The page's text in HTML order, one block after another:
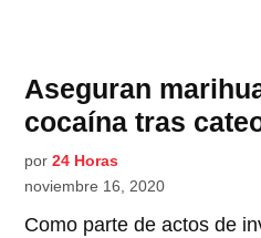
Aseguran
cocaína tras
por 24 Horas
noviembre 16, 2020
Como parte de actos de